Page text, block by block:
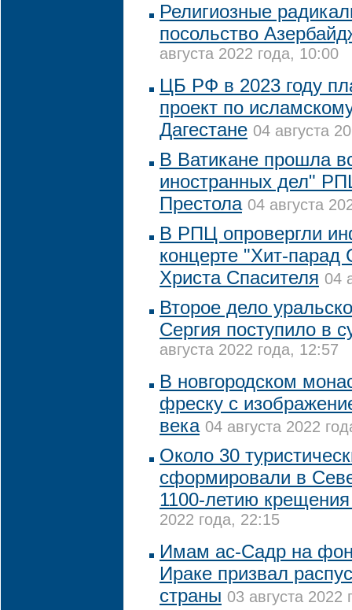
Религиозные
посольство
августа 2022 года, 10:00
ЦБ РФ в 2023 году
проект по
Дагестане 04 августа
В Ватикане прошла
иностранных дел"
Престола 04 августа
В РПЦ опровергли
концерте "Хит-
Христа Спасителя 04
Второе дело
Сергия поступило в
августа 2022 года, 12:57
В новгородском
фреску с
века 04 августа 2022
Около 30
сформировали в
1100-летию
2022 года, 22:15
Имам ас-Садр на
Ираке призвал
страны 03 августа 2022